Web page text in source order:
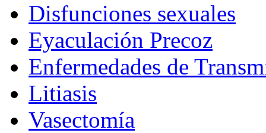
Disfunciones sexuales
Eyaculación Precoz
Enfermedades de
Litiasis
Vasectomía